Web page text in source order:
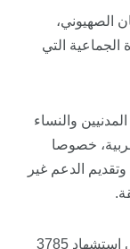
الصهيوني،
الجماعية التي
والنساء
خصوصا
وتقديم الدعم غير
وحتى الآن، أدى عدوان الكيان الصهيوني إلى استشهاد 3785